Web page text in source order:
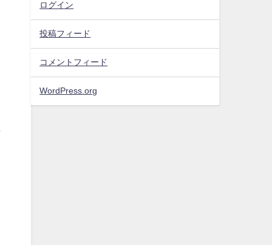
ログイン
投稿フィード
コメントフィード
WordPress.org